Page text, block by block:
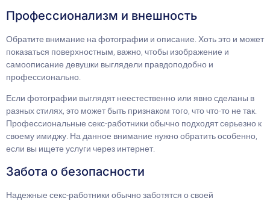
Профессионализм и внешность
Обратите внимание на фотографии и описание. Хоть это и может
показаться поверхностным, важно, чтобы изображение и
самоописание девушки выглядели правдоподобно и
профессионально.
Если фотографии выглядят неестественно или явно сделаны в
разных стилях, это может быть признаком того, что что-то не так.
Профессиональные секс-работники обычно подходят серьезно к
своему имиджу. На данное внимание нужно обратить особенно,
если вы ищете услуги через интернет.
Забота о безопасности
Надежные секс-работники обычно заботятся о своей